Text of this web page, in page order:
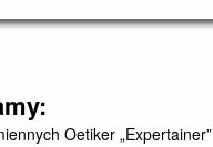
Oetiker „Expertainer”